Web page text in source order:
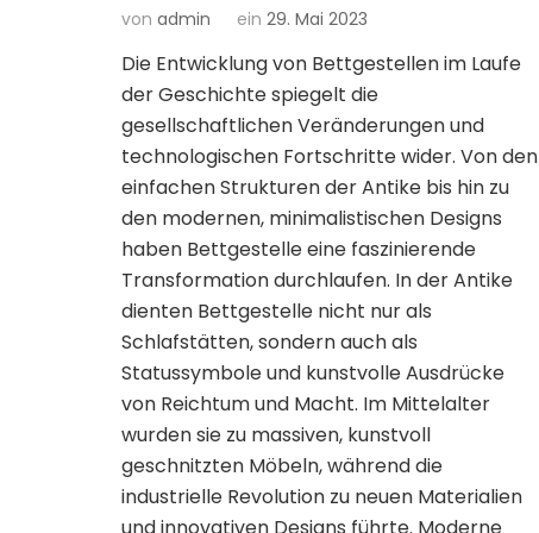
von admin ein 29. Mai 2023
Die Entwicklung von Bettgestellen im Laufe
der Geschichte spiegelt die
gesellschaftlichen Veränderungen und
technologischen Fortschritte wider. Von den
einfachen Strukturen der Antike bis hin zu
den modernen, minimalistischen Designs
haben Bettgestelle eine faszinierende
Transformation durchlaufen. In der Antike
dienten Bettgestelle nicht nur als
Schlafstätten, sondern auch als
Statussymbole und kunstvolle Ausdrücke
von Reichtum und Macht. Im Mittelalter
wurden sie zu massiven, kunstvoll
geschnitzten Möbeln, während die
industrielle Revolution zu neuen Materialien